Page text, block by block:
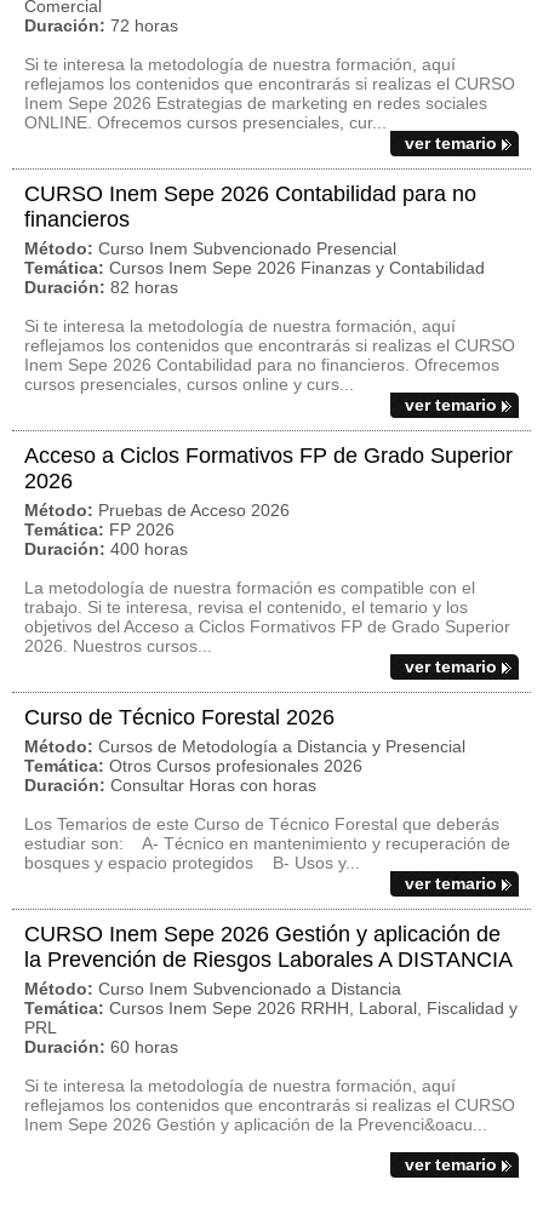
Comercial
Duración: 72 horas
Si te interesa la metodología de nuestra formación, aquí
reflejamos los contenidos que encontrarás si realizas el CURSO
Inem Sepe 2026 Estrategias de marketing en redes sociales
ONLINE. Ofrecemos cursos presenciales, cur...
ver temario
CURSO Inem Sepe 2026 Contabilidad para no
financieros
Método: Curso Inem Subvencionado Presencial
Temática: Cursos Inem Sepe 2026 Finanzas y Contabilidad
Duración: 82 horas
Si te interesa la metodología de nuestra formación, aquí
reflejamos los contenidos que encontrarás si realizas el CURSO
Inem Sepe 2026 Contabilidad para no financieros. Ofrecemos
cursos presenciales, cursos online y curs...
ver temario
Acceso a Ciclos Formativos FP de Grado Superior
2026
Método: Pruebas de Acceso 2026
Temática: FP 2026
Duración: 400 horas
La metodología de nuestra formación es compatible con el
trabajo. Si te interesa, revisa el contenido, el temario y los
objetivos del Acceso a Ciclos Formativos FP de Grado Superior
2026. Nuestros cursos...
ver temario
Curso de Técnico Forestal 2026
Método: Cursos de Metodología a Distancia y Presencial
Temática: Otros Cursos profesionales 2026
Duración: Consultar Horas con horas
Los Temarios de este Curso de Técnico Forestal que deberás
estudiar son: A- Técnico en mantenimiento y recuperación de
bosques y espacio protegidos B- Usos y...
ver temario
CURSO Inem Sepe 2026 Gestión y aplicación de
la Prevención de Riesgos Laborales A DISTANCIA
Método: Curso Inem Subvencionado a Distancia
Temática: Cursos Inem Sepe 2026 RRHH, Laboral, Fiscalidad y
PRL
Duración: 60 horas
Si te interesa la metodología de nuestra formación, aquí
reflejamos los contenidos que encontrarás si realizas el CURSO
Inem Sepe 2026 Gestión y aplicación de la Prevenci&oacu...
ver temario